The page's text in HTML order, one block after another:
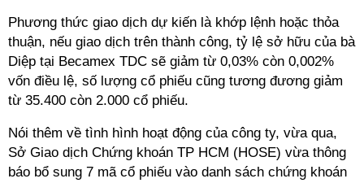
Phương thức giao dịch dự kiến là khớp lệnh hoặc thỏa
thuận, nếu giao dịch trên thành công, tỷ lệ sở hữu của bà
Diệp tại Becamex TDC sẽ giảm từ 0,03% còn 0,002%
vốn điều lệ, số lượng cổ phiếu cũng tương đương giảm
từ 35.400 còn 2.000 cổ phiếu.
Nói thêm về tình hình hoạt động của công ty, vừa qua,
Sở Giao dịch Chứng khoán TP HCM (HOSE) vừa thông
báo bổ sung 7 mã cổ phiếu vào danh sách chứng khoán